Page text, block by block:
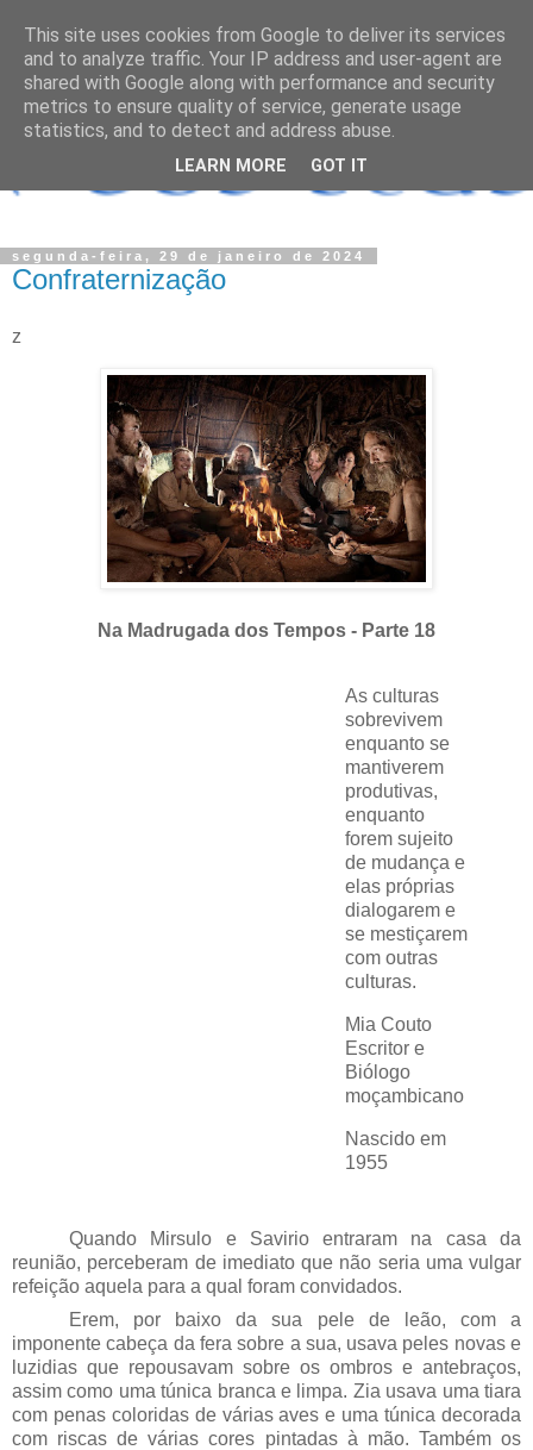
segunda-feira, 29 de janeiro de 2024
Confraternização
z
Na Madrugada dos Tempos - Parte 18
As culturas
sobrevivem
enquanto se
mantiverem
produtivas,
enquanto
forem sujeito
de mudança e
elas próprias
dialogarem e
se mestiçarem
com outras
culturas.
Mia Couto
Escritor e
Biólogo
moçambicano
Nascido em
1955
Quando Mirsulo e Savirio entraram na casa da
reunião, perceberam de imediato que não seria uma vulgar
refeição aquela para a qual foram convidados.
Erem, por baixo da sua pele de leão, com a
imponente cabeça da fera sobre a sua, usava peles novas e
luzidias que repousavam sobre os ombros e antebraços,
assim como uma túnica branca e limpa. Zia usava uma tiara
com penas coloridas de várias aves e uma túnica decorada
com riscas de várias cores pintadas à mão. Também os
This site uses cookies from Google to deliver its services
and to analyze traffic. Your IP address and user-agent are
shared with Google along with performance and security
metrics to ensure quality of service, generate usage
statistics, and to detect and address abuse.
LEARN MORE GOT IT